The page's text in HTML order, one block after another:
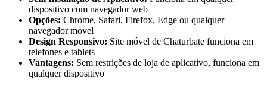
dispositivo com navegador web
Opções: Chrome, Safari, Firefox, Edge ou qualquer
navegador móvel
Design Responsivo: Site móvel de Chaturbate funciona em
telefones e tablets
Vantagens: Sem restrições de loja de aplicativo, funciona em
qualquer dispositivo